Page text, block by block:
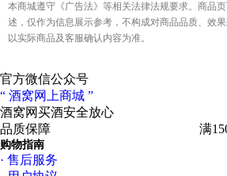
本商城遵守《广告法》等相关法律法规要求。商品
述，仅作为信息展示参考，不构成对商品品质、效
以实际商品及客服确认内容为准。
官方微信公众号
“ 酒窝网上商城 ”
酒窝网买酒安全放心
品质保障
满
购物指南
· 售后服务